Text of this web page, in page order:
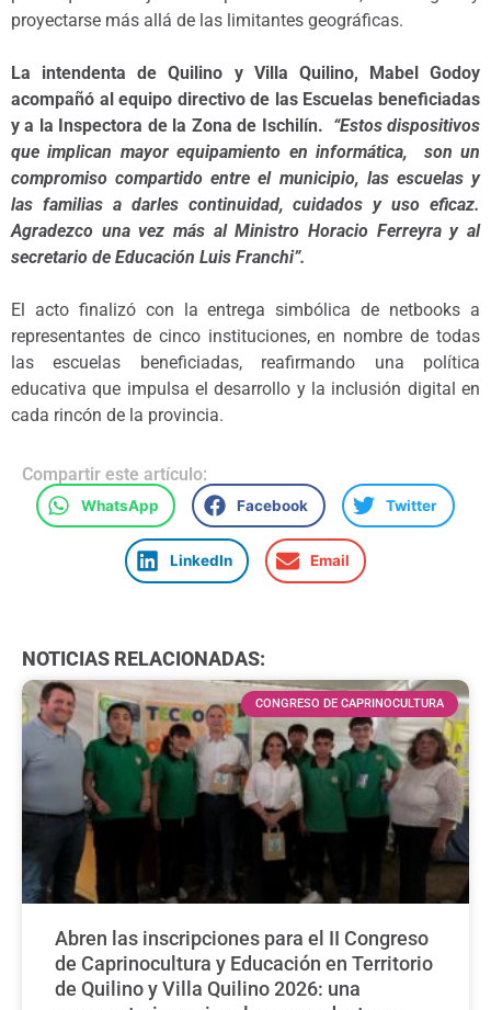
proyectarse más allá de las limitantes geográficas.
La intendenta de Quilino y Villa Quilino, Mabel Godoy
acompañó al equipo directivo de las Escuelas beneficiadas
y a la Inspectora de la Zona de Ischilín. “Estos dispositivos
que implican mayor equipamiento en informática, son un
compromiso compartido entre el municipio, las escuelas y
las familias a darles continuidad, cuidados y uso eficaz.
Agradezco una vez más al Ministro Horacio Ferreyra y al
secretario de Educación Luis Franchi”.
El acto finalizó con la entrega simbólica de netbooks a
representantes de cinco instituciones, en nombre de todas
las escuelas beneficiadas, reafirmando una política
educativa que impulsa el desarrollo y la inclusión digital en
cada rincón de la provincia.
Compartir este artículo:
WhatsApp Facebook Twitter
LinkedIn Email
NOTICIAS RELACIONADAS:
CONGRESO DE CAPRINOCULTURA
Abren las inscripciones para el II Congreso
de Caprinocultura y Educación en Territorio
de Quilino y Villa Quilino 2026: una